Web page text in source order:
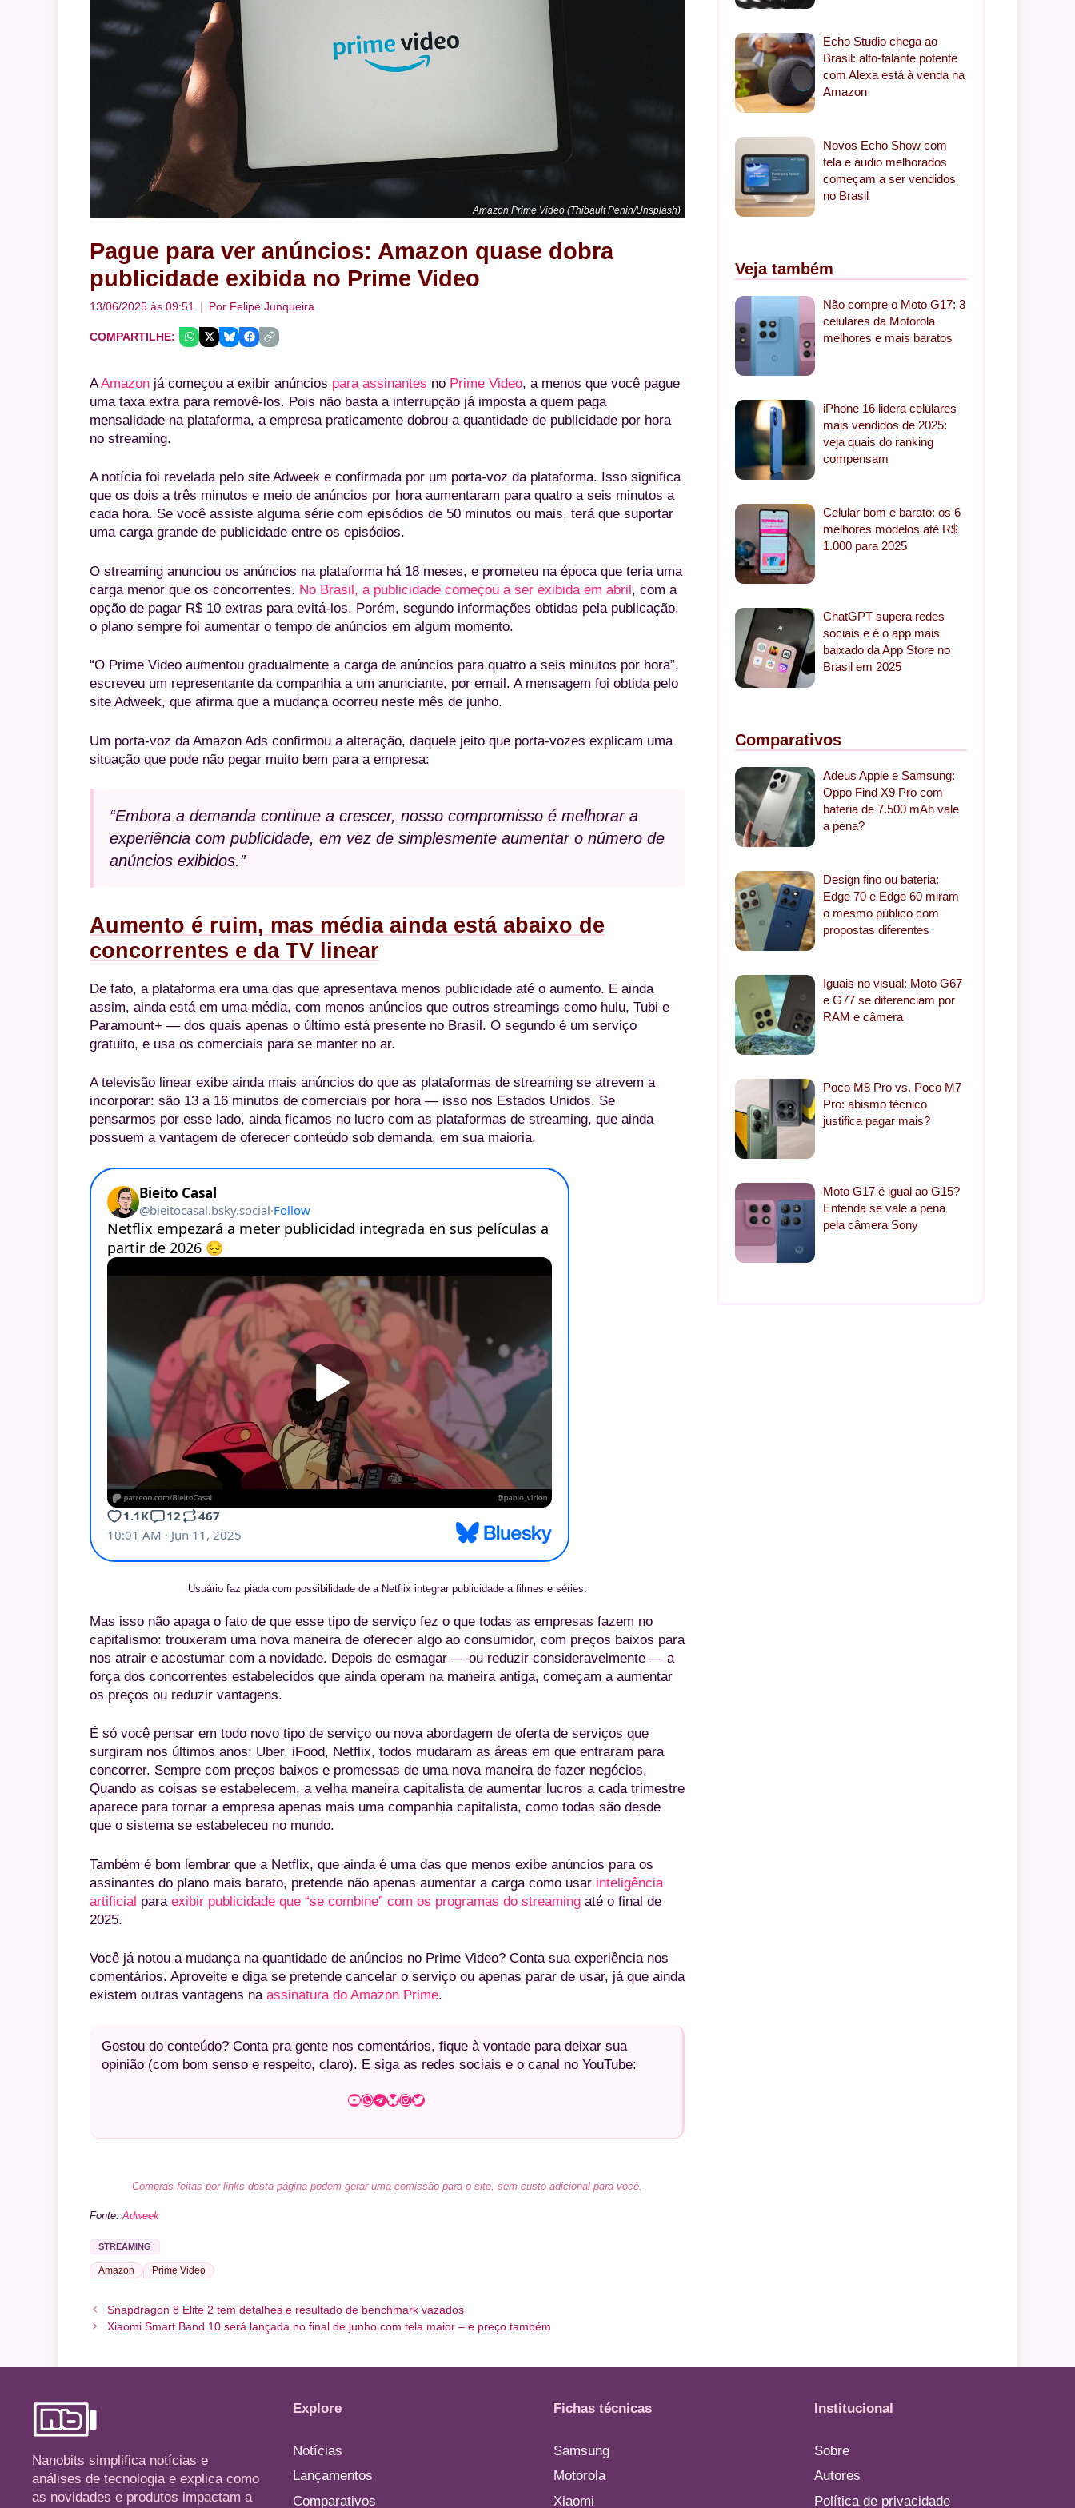
Amazon Prime Video (Thibault Penin/Unsplash)
Pague para ver anúncios: Amazon quase dobra
publicidade exibida no Prime Video
13/06/2025 às 09:51 Por Felipe Junqueira
COMPARTILHE:
AAmazon já começou a exibir anúncios para assinantes no Prime Video, a menos que você pague
uma taxa extra para removê-los. Pois não basta a interrupção já imposta a quem paga
mensalidade na plataforma, a empresa praticamente dobrou a quantidade de publicidade por hora
no streaming.
A notícia foi revelada pelo site Adweek e confirmada por um porta-voz da plataforma. Isso significa
que os dois a três minutos e meio de anúncios por hora aumentaram para quatro a seis minutos a
cada hora. Se você assiste alguma série com episódios de 50 minutos ou mais, terá que suportar
uma carga grande de publicidade entre os episódios.
O streaming anunciou os anúncios na plataforma há 18 meses, e prometeu na época que teria uma
carga menor que os concorrentes. No Brasil, a publicidade começou a ser exibida em abril, com a
opção de pagar R$ 10 extras para evitá-los. Porém, segundo informações obtidas pela publicação,
o plano sempre foi aumentar o tempo de anúncios em algum momento.
“O Prime Video aumentou gradualmente a carga de anúncios para quatro a seis minutos por hora”,
escreveu um representante da companhia a um anunciante, por email. A mensagem foi obtida pelo
site Adweek, que afirma que a mudança ocorreu neste mês de junho.
Um porta-voz da Amazon Ads confirmou a alteração, daquele jeito que porta-vozes explicam uma
situação que pode não pegar muito bem para a empresa:
“Embora a demanda continue a crescer, nosso compromisso é melhorar a
experiência com publicidade, em vez de simplesmente aumentar o número de
anúncios exibidos.”
Aumento é ruim, mas média ainda está abaixo de
concorrentes e da TV linear
De fato, a plataforma era uma das que apresentava menos publicidade até o aumento. E ainda
assim, ainda está em uma média, com menos anúncios que outros streamings como hulu, Tubi e
Paramount+ — dos quais apenas o último está presente no Brasil. O segundo é um serviço
gratuito, e usa os comerciais para se manter no ar.
A televisão linear exibe ainda mais anúncios do que as plataformas de streaming se atrevem a
incorporar: são 13 a 16 minutos de comerciais por hora — isso nos Estados Unidos. Se
pensarmos por esse lado, ainda ficamos no lucro com as plataformas de streaming, que ainda
possuem a vantagem de oferecer conteúdo sob demanda, em sua maioria.
Usuário faz piada com possibilidade de a Netflix integrar publicidade a filmes e séries.
Mas isso não apaga o fato de que esse tipo de serviço fez o que todas as empresas fazem no
capitalismo: trouxeram uma nova maneira de oferecer algo ao consumidor, com preços baixos para
nos atrair e acostumar com a novidade. Depois de esmagar — ou reduzir consideravelmente — a
força dos concorrentes estabelecidos que ainda operam na maneira antiga, começam a aumentar
os preços ou reduzir vantagens.
É só você pensar em todo novo tipo de serviço ou nova abordagem de oferta de serviços que
surgiram nos últimos anos: Uber, iFood, Netflix, todos mudaram as áreas em que entraram para
concorrer. Sempre com preços baixos e promessas de uma nova maneira de fazer negócios.
Quando as coisas se estabelecem, a velha maneira capitalista de aumentar lucros a cada trimestre
aparece para tornar a empresa apenas mais uma companhia capitalista, como todas são desde
que o sistema se estabeleceu no mundo.
Também é bom lembrar que a Netflix, que ainda é uma das que menos exibe anúncios para os
assinantes do plano mais barato, pretende não apenas aumentar a carga como usar inteligência
artificial para exibir publicidade que “se combine” com os programas do streaming até o final de
2025.
Você já notou a mudança na quantidade de anúncios no Prime Video? Conta sua experiência nos
comentários. Aproveite e diga se pretende cancelar o serviço ou apenas parar de usar, já que ainda
existem outras vantagens na assinatura do Amazon Prime.
Gostou do conteúdo? Conta pra gente nos comentários, fique à vontade para deixar sua
opinião (com bom senso e respeito, claro). E siga as redes sociais e o canal no YouTube:
Youtube WhatsApp TelegramBluesky InstagramTwitter
Compras feitas por links desta página podem gerar uma comissão para o site, sem custo adicional para você.
Fonte:Adweek
STREAMING
Amazon Prime Video
Snapdragon 8 Elite 2 tem detalhes e resultado de benchmark vazados
Xiaomi Smart Band 10 será lançada no final de junho com tela maior – e preço também
Echo Studio chega ao
Brasil: alto-falante potente
com Alexa está à venda na
Amazon
Novos Echo Show com
tela e áudio melhorados
começam a ser vendidos
no Brasil
Veja também
Não compre o Moto G17: 3
celulares da Motorola
melhores e mais baratos
iPhone 16 lidera celulares
mais vendidos de 2025:
veja quais do ranking
compensam
Celular bom e barato: os 6
melhores modelos até R$
1.000 para 2025
ChatGPT supera redes
sociais e é o app mais
baixado da App Store no
Brasil em 2025
Comparativos
Adeus Apple e Samsung:
Oppo Find X9 Pro com
bateria de 7.500 mAh vale
a pena?
Design fino ou bateria:
Edge 70 e Edge 60 miram
o mesmo público com
propostas diferentes
Iguais no visual: Moto G67
e G77 se diferenciam por
RAM e câmera
Poco M8 Pro vs. Poco M7
Pro: abismo técnico
justifica pagar mais?
Moto G17 é igual ao G15?
Entenda se vale a pena
pela câmera Sony
Nanobits simplifica notícias e
análises de tecnologia e explica como
as novidades e produtos impactam a
Explore
Notícias
Lançamentos
Comparativos
Fichas técnicas
Samsung
Motorola
Xiaomi
Institucional
Sobre
Autores
Política de privacidade